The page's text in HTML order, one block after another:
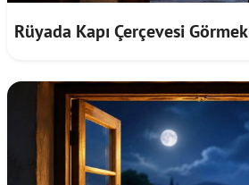
Rüyada Kapı Çerçevesi Görmek